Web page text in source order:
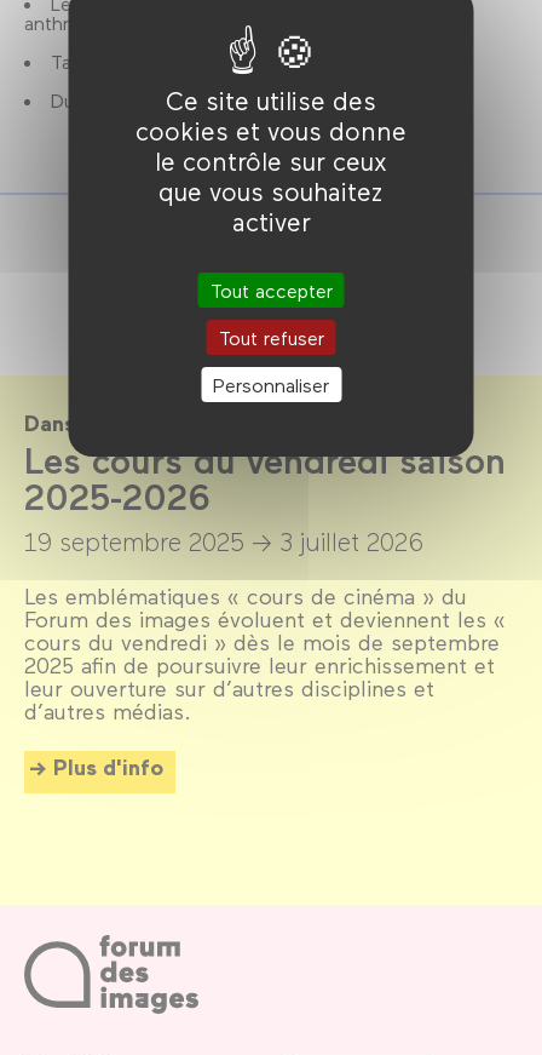
Ce site utilise des
cookies et vous donne
le contrôle sur ceux
que vous souhaitez
activer
Tout accepter
Tout refuser
Personnaliser
anthropologue.
Tarif unique : 5€.
Durée : 1h30.
Dans le cadre de
Les cours du vendredi saison
2025-2026
19 septembre 2025 → 3 juillet 2026
Les emblématiques « cours de cinéma » du
Forum des images évoluent et deviennent les «
cours du vendredi » dès le mois de septembre
2025 afin de poursuivre leur enrichissement et
leur ouverture sur d’autres disciplines et
d’autres médias.
Plus d'info